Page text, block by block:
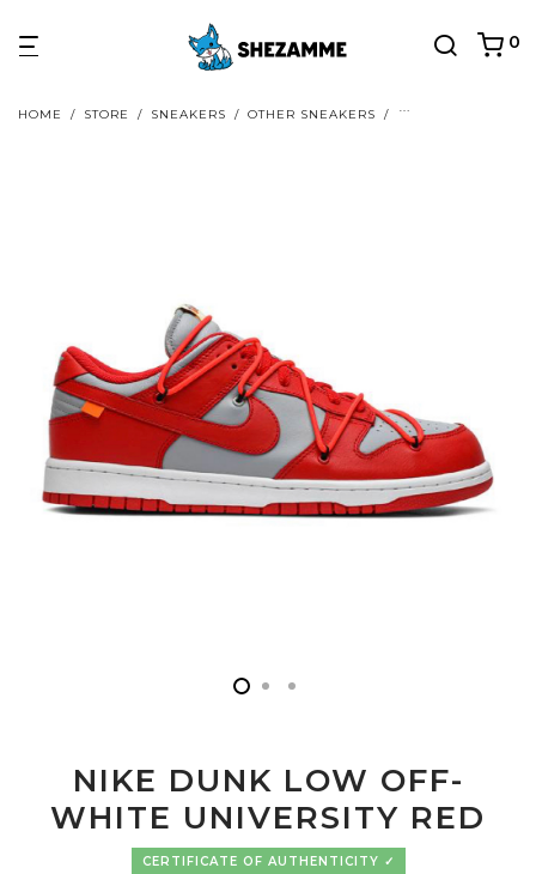
0
HOME / STORE / SNEAKERS / OTHER SNEAKERS / HYPE GRAIL SHOES
NIKE DUNK LOW OFF-
WHITE UNIVERSITY RED
CERTIFICATE OF AUTHENTICITY